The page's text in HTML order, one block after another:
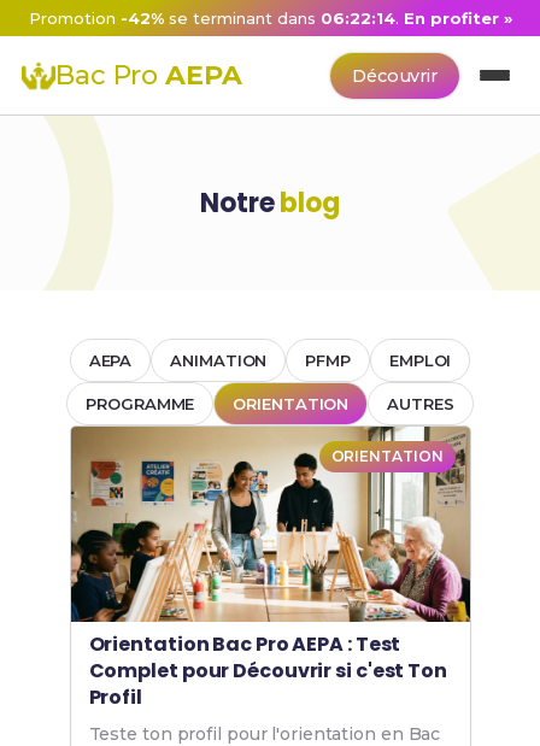
Promotion -42%se terminant dans 06:22:14. En profiter »
Bac Pro AEPA Découvrir
Notreblog
AEPA ANIMATION PFMP EMPLOI
PROGRAMME ORIENTATION AUTRES
ORIENTATION
Orientation Bac Pro AEPA : Test
Complet pour Découvrir si c'est Ton
Profil
Teste ton profil pour l'orientation en Bac